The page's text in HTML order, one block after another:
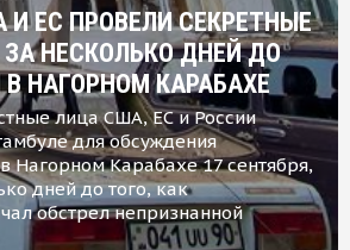
И ЕС ПРОВЕЛИ СЕКРЕТНЫЕ
НЕСКОЛЬКО ДНЕЙ ДО
НАГОРНОМ КАРАБАХЕ
лица США, ЕС и России
для обсуждения
Нагорном Карабахе 17 сентября,
дней до того, как
обстрел непризнанной